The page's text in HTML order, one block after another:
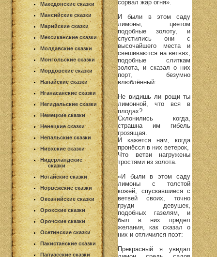
Македонские сказки
Мансийские сказки
Марийские сказки
Мексиканские сказки
Молдавские сказки
Монгольские сказки
Мордовские сказки
Нанайские сказки
Нганасанские сказки
Негидальские сказки
Немецкие сказки
Ненецкие сказки
Непальские сказки
Нивхские сказки
Нидерландские
сказки
Ногайские сказки
Норвежские сказки
Океанийские сказки
Орокские сказки
Орочские сказки
Осетинские сказки
Пакистанские сказки
Папуасские сказки
сорвал жар огня».
И были в этом саду
лимоны, цветом
подобные золоту, и
спустились они с
высочайшего места и
свешиваются на ветвях,
подобные слиткам
золота, и сказал о них
порт, безумно
влюблённый:
Не видишь ли рощи ты
лимонной, что вся в
плодах?
Склонились когда,
страшна им гибель
грозящая.
И кажется нам, когда
пронёсся в них ветерок,
Что ветви нагружены
тростями из золота.
«И были в этом саду
лимоны с толстой
кожей, спускавшиеся с
ветвей своих, точно
груди девушек,
подобных газелям, и
был в них предел
желания, как сказал о
них и отличился поэт:
Прекрасный я увидал